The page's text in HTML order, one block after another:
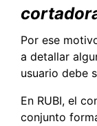
Por ese
a detallar
usuario debe
En RUBI, el
conjunto